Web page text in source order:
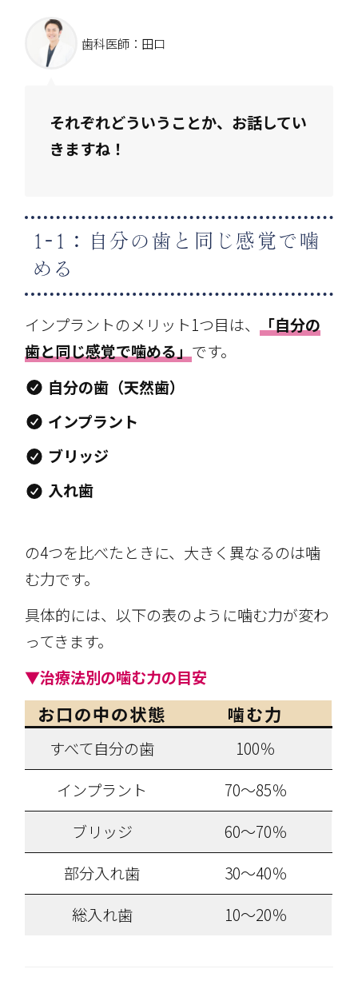
歯科医師：田口
それぞれどういうことか、お話してい
きますね！
1-1：自分の歯と同じ感覚で噛
める
インプラントのメリット1つ目は、「自分の
歯と同じ感覚で噛める」です。
自分の歯（天然歯）
インプラント
ブリッジ
入れ歯
の4つを比べたときに、大きく異なるのは噛
む力です。
具体的には、以下の表のように噛む力が変わ
ってきます。
▼治療法別の噛む力の目安
お口の中の状態 噛む力
すべて自分の歯
100％
インプラント
70～85％
ブリッジ
60～70％
部分入れ歯
30～40％
総入れ歯
10～20％